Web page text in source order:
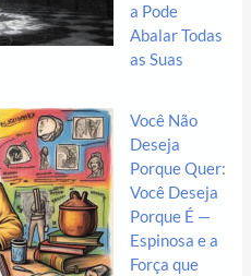
a Pode
Abalar Todas
as Suas
Você Não
Deseja
Porque Quer:
Você Deseja
Porque É —
Espinosa e a
Força que